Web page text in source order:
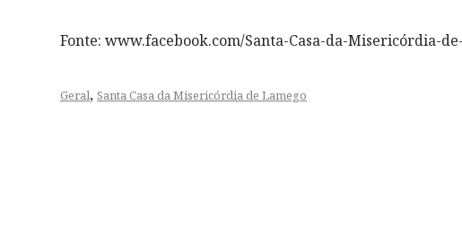
Fonte: www.facebook.com/Santa-Casa-da-Misericórdia-
Geral, Santa Casa da Misericórdia de Lamego